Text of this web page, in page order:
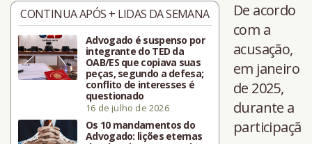
CONTINUA APÓS + LIDAS DA SEMANA
Advogado é suspenso por
integrante do TED da
OAB/ES que copiava suas
peças, segundo a defesa;
conflito de interesses é
questionado
16 de julho de 2026
Os 10 mandamentos do
Advogado: lições eternas
De acordo
com a
acusação,
em janeiro
de 2025,
durante a
participaçã